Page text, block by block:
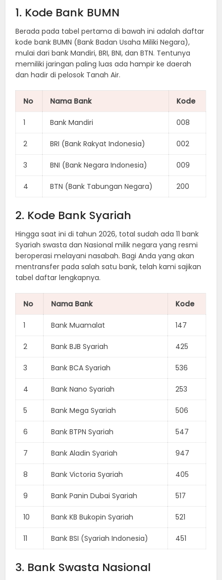
1. Kode Bank BUMN
Berada pada tabel pertama di bawah ini adalah daftar
kode bank BUMN (Bank Badan Usaha Miliki Negara),
mulai dari bank Mandiri, BRI, BNI, dan BTN. Tentunya
memiliki jaringan paling luas ada hampir ke daerah
dan hadir di pelosok Tanah Air.
No Nama Bank Kode
1 Bank Mandiri 008
2 BRI (Bank Rakyat Indonesia) 002
3 BNI (Bank Negara Indonesia) 009
4 BTN (Bank Tabungan Negara) 200
2. Kode Bank Syariah
Hingga saat ini di tahun 2026, total sudah ada 11 bank
Syariah swasta dan Nasional milik negara yang resmi
beroperasi melayani nasabah. Bagi Anda yang akan
mentransfer pada salah satu bank, telah kami sajikan
tabel daftar lengkapnya.
No Nama Bank Kode
1 Bank Muamalat 147
2 Bank BJB Syariah 425
3 Bank BCA Syariah 536
4 Bank Nano Syariah 253
5 Bank Mega Syariah 506
6 Bank BTPN Syariah 547
7 Bank Aladin Syariah 947
8 Bank Victoria Syariah 405
9 Bank Panin Dubai Syariah 517
10 Bank KB Bukopin Syariah 521
11 Bank BSI (Syariah Indonesia) 451
3. Bank Swasta Nasional